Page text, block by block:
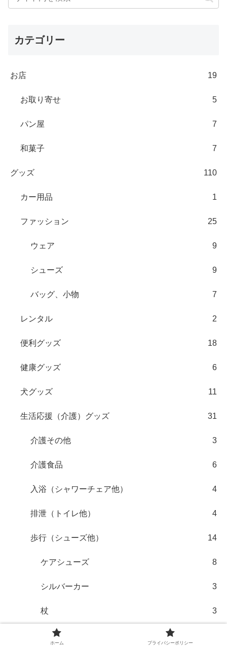
カテゴリー
お店 19
お取り寄せ 5
パン屋 7
和菓子 7
グッズ 110
カー用品 1
ファッション 25
ウェア 9
シューズ 9
バッグ、小物 7
レンタル 2
便利グッズ 18
健康グッズ 6
犬グッズ 11
生活応援（介護）グッズ 31
介護その他 3
介護食品 6
入浴（シャワーチェア他） 4
排泄（トイレ他） 4
歩行（シューズ他） 14
ケアシューズ 8
シルバーカー 3
杖 3
ホーム プライバシーポリシー